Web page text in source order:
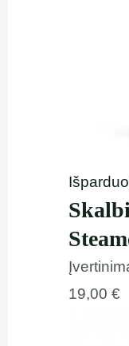
19,00€